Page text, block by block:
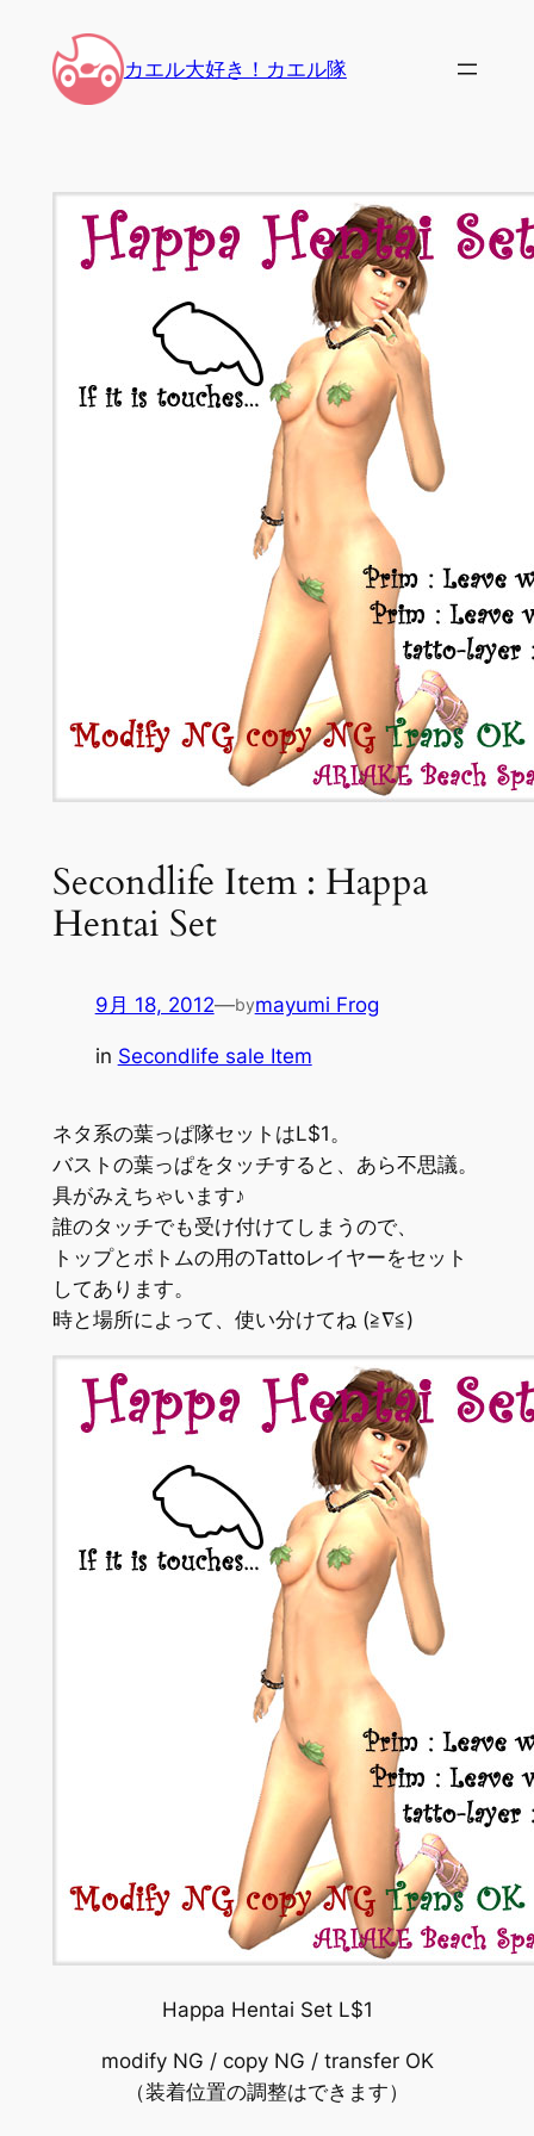
カエル大好き！カエル隊
Secondlife Item : Happa
Hentai Set
9月 18, 2012—bymayumi Frog
in Secondlife sale Item
ネタ系の葉っぱ隊セットはL$1。
バストの葉っぱをタッチすると、あら不思議。
具がみえちゃいます♪
誰のタッチでも受け付けてしまうので、
トップとボトムの用のTattoレイヤーをセット
してあります。
時と場所によって、使い分けてね (≧∇≦)
Happa Hentai Set L$1
modify NG / copy NG / transfer OK
（装着位置の調整はできます）